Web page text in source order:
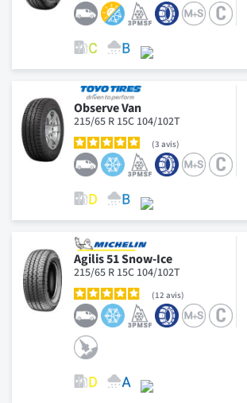
Observe Van
215/65 R 15C 104/102T
3 avis
Agilis 51 Snow-Ice
215/65 R 15C 104/102T
12 avis